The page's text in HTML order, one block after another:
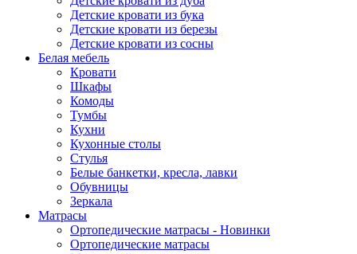
Детские кровати из бука
Детские кровати из березы
Детские кровати из сосны
Белая мебель
Кровати
Шкафы
Комоды
Тумбы
Кухни
Кухонные столы
Стулья
Белые банкетки, кресла, лавки
Обувницы
Зеркала
Матрасы
Ортопедические матрасы - Новинки
Ортопедические матрасы